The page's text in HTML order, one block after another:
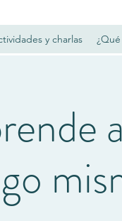
y charlas